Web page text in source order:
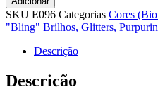
SKU E096 Categorias Cores
"Bling" Brilhos, Glitters,
Descrição
Descrição